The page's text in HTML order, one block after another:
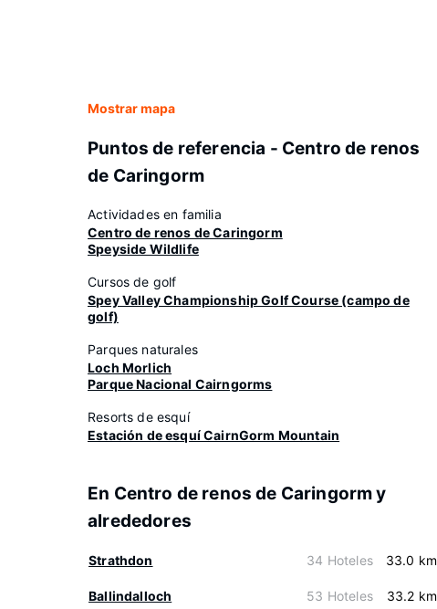
Mostrar mapa
Puntos de referencia - Centro de renos
de Caringorm
Actividades en familia
Centro de renos de Caringorm
Speyside Wildlife
Cursos de golf
Spey Valley Championship Golf Course (campo de
golf)
Parques naturales
Loch Morlich
Parque Nacional Cairngorms
Resorts de esquí
Estación de esquí CairnGorm Mountain
En Centro de renos de Caringorm y
alrededores
Strathdon 34 Hoteles 33.0 km
Ballindalloch 53 Hoteles 33.2 km